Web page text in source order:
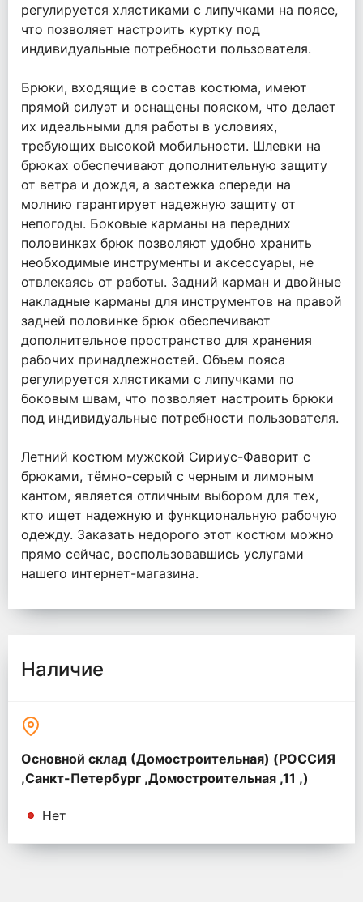
регулируется хлястиками с липучками на поясе,
что позволяет настроить куртку под
индивидуальные потребности пользователя.
Брюки, входящие в состав костюма, имеют
прямой силуэт и оснащены пояском, что делает
их идеальными для работы в условиях,
требующих высокой мобильности. Шлевки на
брюках обеспечивают дополнительную защиту
от ветра и дождя, а застежка спереди на
молнию гарантирует надежную защиту от
непогоды. Боковые карманы на передних
половинках брюк позволяют удобно хранить
необходимые инструменты и аксессуары, не
отвлекаясь от работы. Задний карман и двойные
накладные карманы для инструментов на правой
задней половинке брюк обеспечивают
дополнительное пространство для хранения
рабочих принадлежностей. Объем пояса
регулируется хлястиками с липучками по
боковым швам, что позволяет настроить брюки
под индивидуальные потребности пользователя.
Летний костюм мужской Сириус-Фаворит с
брюками, тёмно-серый с черным и лимоным
кантом, является отличным выбором для тех,
кто ищет надежную и функциональную рабочую
одежду. Заказать недорого этот костюм можно
прямо сейчас, воспользовавшись услугами
нашего интернет-магазина.
Наличие
Основной склад (Домостроительная) (РОССИЯ
,Санкт-Петербург ,Домостроительная ,11 ,)
Нет